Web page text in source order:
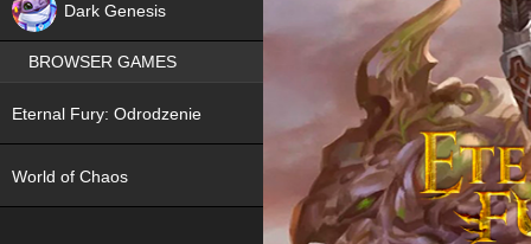
Dark Genesis
BROWSER GAMES
Eternal Fury: Odrodzenie
World of Chaos